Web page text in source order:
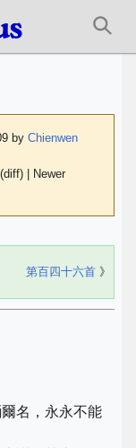
by Chienwen
| Newer
第百四十六首 》
爾名，永永不能